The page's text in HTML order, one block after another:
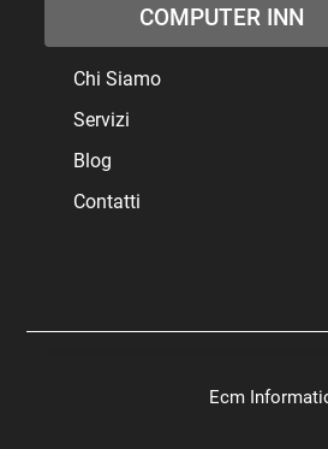
COMPUTER INN
Chi Siamo
Servizi
Blog
Contatti
Ecm